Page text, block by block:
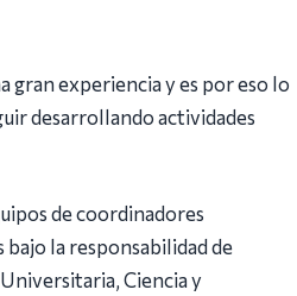
gran experiencia y es por eso lo
desarrollando actividades
de coordinadores
la responsabilidad de
Ciencia y